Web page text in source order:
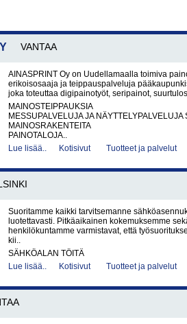
VANTAA
AINASPRINT Oy on Uudellamaalla toimiva
erikoisosaaja ja teippauspalveluja
joka toteuttaa digipainotyöt, seripainot,
MAINOSTEIPPAUKSIA
MESSUPALVELUJA JA NÄYTTELYPALVELUJA
MAINOSRAKENTEITA
PAINOTALOJA..
Lue lisää..
Kotisivut Tuotteet ja palvelut
Suoritamme kaikki tarvitsemanne
luotettavasti. Pitkäaikainen kokemuksemme
henkilökuntamme varmistavat, että
kii..
SÄHKÖALAN TÖITÄ
Lue lisää..
Kotisivut Tuotteet ja palvelut